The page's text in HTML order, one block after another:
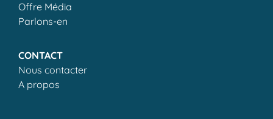
Offre Média
Parlons-en
CONTACT
Nous contacter
A propos